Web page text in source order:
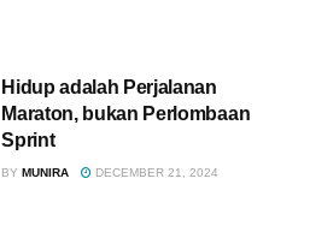
Hidup adalah Perjalanan
Maraton, bukan Perlombaan
Sprint
BY MUNIRA DECEMBER 21, 2024